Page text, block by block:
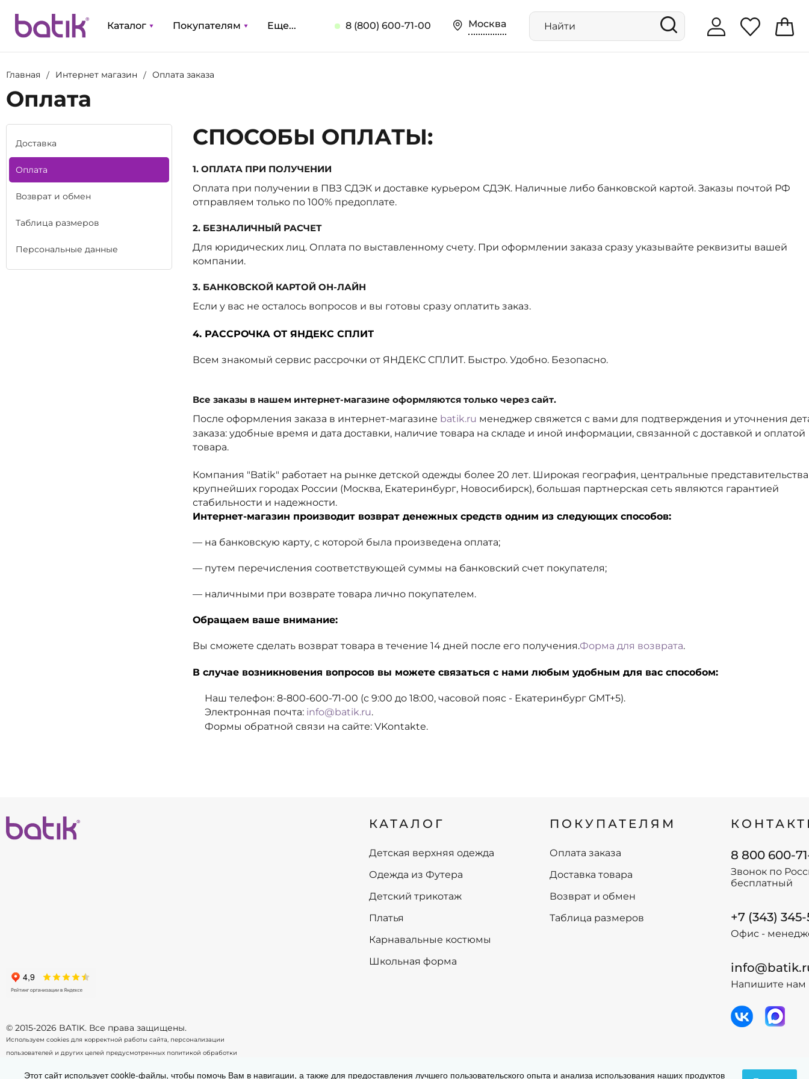
Каталог Покупателям Еще... 8 (800) 600-71-00 Москва
Главная Интернет магазин Оплата заказа
Оплата
Доставка
Оплата
Возврат и обмен
Таблица размеров
Персональные данные
СПОСОБЫ ОПЛАТЫ:
1. ОПЛАТА ПРИ ПОЛУЧЕНИИ
Оплата при получении в ПВЗ СДЭК и доставке курьером СДЭК. Наличные либо банковской картой. Заказы почтой РФ
отправляем только по 100% предоплате.
2. БЕЗНАЛИЧНЫЙ РАСЧЕТ
Для юридических лиц. Оплата по выставленному счету. При оформлении заказа сразу указывайте реквизиты вашей
компании.
3. БАНКОВСКОЙ КАРТОЙ ОН-ЛАЙН
Если у вас не осталось вопросов и вы готовы сразу оплатить заказ.
4. РАССРОЧКА ОТ ЯНДЕКС СПЛИТ
Всем знакомый сервис рассрочки от ЯНДЕКС СПЛИТ. Быстро. Удобно. Безопасно.
Все заказы в нашем интернет-магазине оформляются только через сайт.
После оформления заказа в интернет-магазине batik.ru менеджер свяжется с вами для подтверждения и уточнения
заказа: удобные время и дата доставки, наличие товара на складе и иной информации, связанной с доставкой и оплатой
товара.
Компания "Batik" работает на рынке детской одежды более 20 лет. Широкая география, центральные
крупнейших городах России (Москва, Екатеринбург, Новосибирск), большая партнерская сеть являются гарантией
стабильности и надежности.
Интернет-магазин производит возврат денежных средств одним из следующих способов:
— на банковскую карту, с которой была произведена оплата;
— путем перечисления соответствующей суммы на банковский счет покупателя;
— наличными при возврате товара лично покупателем.
Обращаем ваше внимание:
Вы сможете сделать возврат товара в течение 14 дней после его получения.Форма для возврата.
В случае возникновения вопросов вы можете связаться с нами любым удобным для вас способом:
Наш телефон: 8-800-600-71-00 (с 9:00 до 18:00, часовой пояс - Екатеринбург GMT+5).
Электронная почта: info@batik.ru.
Формы обратной связи на сайте: VKontakte.
© 2015-2026 BATIK. Все права защищены.
Используем cookies для корректной работы сайта, персонализации
пользователей и других целей предусмотренных политикой обработки
КАТАЛОГ
Детская верхняя одежда
Одежда из Футера
Детский трикотаж
Платья
Карнавальные костюмы
Школьная форма
ПОКУПАТЕЛЯМ
Оплата заказа
Доставка товара
Возврат и обмен
Таблица размеров
8 800 600-
Звонок по
бесплатный
+7 (343)
Офис -
Напишите нам
Этот сайт использует cookie-файлы, чтобы помочь Вам в навигации, а также для предоставления лучшего пользовательского опыта и анализа использования наших продуктов